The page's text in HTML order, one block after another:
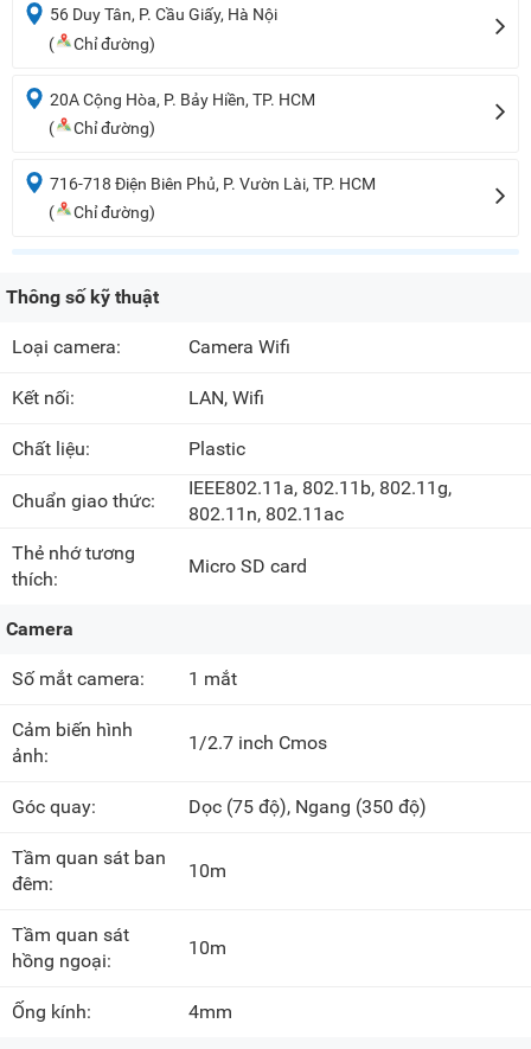
56 Duy Tân, P. Cầu Giấy, Hà Nội
(
Chỉ đường)
20A Cộng Hòa, P. Bảy Hiền, TP. HCM
(
Chỉ đường)
716-718 Điện Biên Phủ, P. Vườn Lài, TP. HCM
(
Chỉ đường)
Thông số kỹ thuật
Loại camera: Camera Wifi
Kết nối: LAN, Wifi
Chất liệu: Plastic
Chuẩn giao thức:
IEEE802.11a, 802.11b, 802.11g,
802.11n, 802.11ac
Thẻ nhớ tương
thích:
Micro SD card
Camera
Số mắt camera: 1 mắt
Cảm biến hình
ảnh:
1/2.7 inch Cmos
Góc quay: Dọc (75 độ), Ngang (350 độ)
Tầm quan sát ban
đêm:
10m
Tầm quan sát
hồng ngoại:
10m
Ống kính: 4mm